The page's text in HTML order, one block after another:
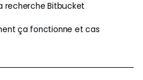
recherche Bitbucket
ça fonctionne et cas